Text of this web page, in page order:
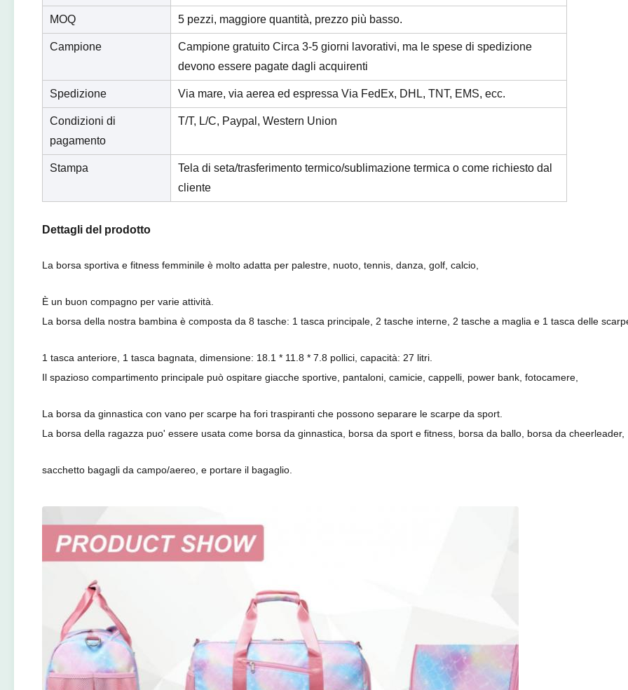
MOQ 5 pezzi, maggiore quantità, prezzo più basso.
Campione
Campione gratuito Circa 3-5 giorni lavorativi, ma le spese di spedizione
devono essere pagate dagli acquirenti
Spedizione Via mare, via aerea ed espressa Via FedEx, DHL, TNT, EMS, ecc.
Condizioni di
pagamento
T/T, L/C, Paypal, Western Union
Stampa
Tela di seta/trasferimento termico/sublimazione termica o come richiesto dal
cliente
Dettagli del prodotto
La borsa sportiva e fitness femminile è molto adatta per palestre, nuoto, tennis, danza, golf, calcio,
È un buon compagno per varie attività.
La borsa della nostra bambina è composta da 8 tasche: 1 tasca principale, 2 tasche interne, 2 tasche a maglia e 1 tasca delle
1 tasca anteriore, 1 tasca bagnata, dimensione: 18.1 * 11.8 * 7.8 pollici, capacità: 27 litri.
Il spazioso compartimento principale può ospitare giacche sportive, pantaloni, camicie, cappelli, power bank, fotocamere,
La borsa da ginnastica con vano per scarpe ha fori traspiranti che possono separare le scarpe da sport.
La borsa della ragazza puo' essere usata come borsa da ginnastica, borsa da sport e fitness, borsa da ballo, borsa da cheerleader,
sacchetto bagagli da campo/aereo, e portare il bagaglio.